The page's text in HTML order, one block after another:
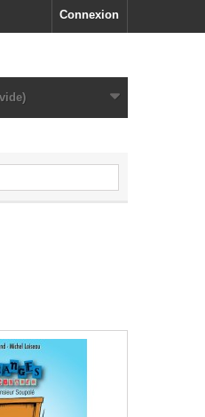
Connexion